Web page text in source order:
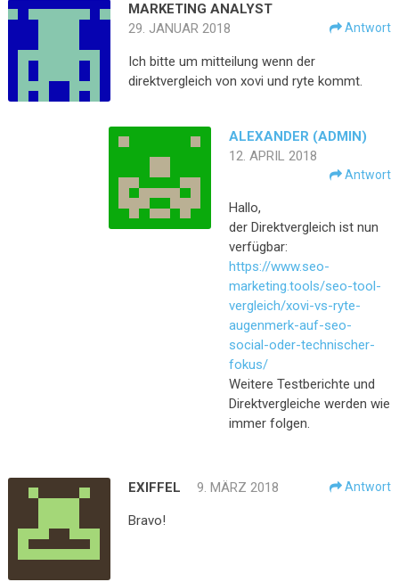
MARKETING ANALYST
29. JANUAR 2018
Antwort
Ich bitte um mitteilung wenn der
direktvergleich von xovi und ryte kommt.
ALEXANDER (ADMIN)
12. APRIL 2018
Antwort
Hallo,
der Direktvergleich ist nun
verfügbar:
https://www.seo-
marketing.tools/seo-tool-
vergleich/xovi-vs-ryte-
augenmerk-auf-seo-
social-oder-technischer-
fokus/
Weitere Testberichte und
Direktvergleiche werden wie
immer folgen.
EXIFFEL 9. MÄRZ 2018 Antwort
Bravo!